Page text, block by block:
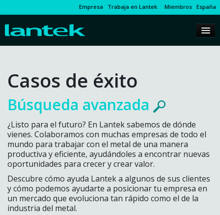
Empresa Trabaja en Lantek Miembros España
Casos de éxito
Búsqueda avanzada
¿Listo para el futuro? En Lantek sabemos de dónde
vienes. Colaboramos con muchas empresas de todo el
mundo para trabajar con el metal de una manera
productiva y eficiente, ayudándoles a encontrar nuevas
oportunidades para crecer y crear valor.
Descubre cómo ayuda Lantek a algunos de sus clientes
y cómo podemos ayudarte a posicionar tu empresa en
un mercado que evoluciona tan rápido como el de la
industria del metal.